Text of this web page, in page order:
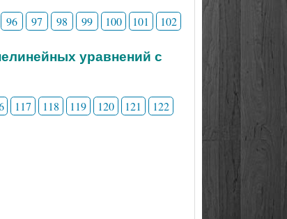
96 97 98 99 100 101 102
уравнений с
117 118 119 120 121 122